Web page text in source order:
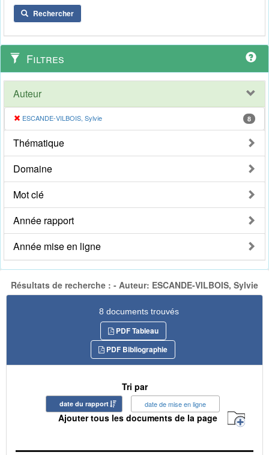
Rechercher
Filtres
Auteur
ESCANDE-VILBOIS, Sylvie 8
Thématique
Domaine
Mot clé
Année rapport
Année mise en ligne
Résultats de recherche : - Auteur: ESCANDE-VILBOIS, Sylvie
8 documents trouvés
PDF Tableau
PDF Bibliographie
Tri par
date du rapport date de mise en ligne
Ajouter tous les documents de la page